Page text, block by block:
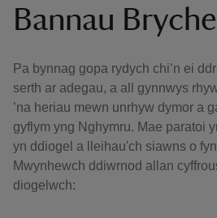
Bannau
Pa bynnag gopa rydych chi’n ei
serth ar adegau, a all gynnwys
’na heriau mewn unrhyw dymor a
gyflym yng Nghymru. Mae paratoi
yn ddiogel a lleihau'ch siawns o
Mwynhewch ddiwrnod allan
diogelwch: